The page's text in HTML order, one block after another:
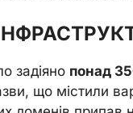
задіяно понад
що містили